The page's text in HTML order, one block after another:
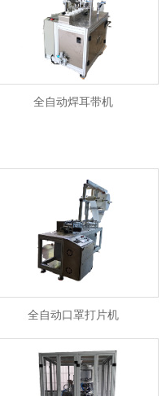
全自动焊耳带机
全自动口罩打片机